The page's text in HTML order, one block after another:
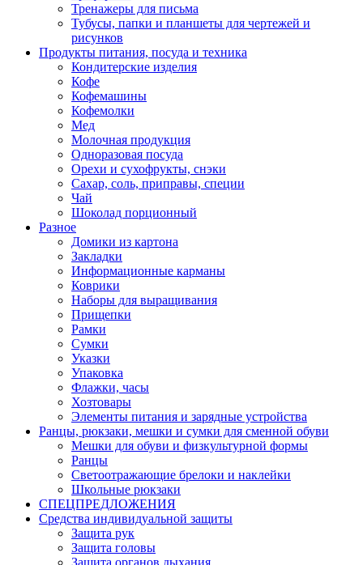
Тренажеры для письма
Тубусы, папки и планшеты для чертежей и
рисунков
Продукты питания, посуда и техника
Кондитерские изделия
Кофе
Кофемашины
Кофемолки
Мед
Молочная продукция
Одноразовая посуда
Орехи и сухофрукты, снэки
Сахар, соль, приправы, специи
Чай
Шоколад порционный
Разное
Домики из картона
Закладки
Информационные карманы
Коврики
Наборы для выращивания
Прищепки
Рамки
Сумки
Указки
Упаковка
Флажки, часы
Хозтовары
Элементы питания и зарядные устройства
Ранцы, рюкзаки, мешки и сумки для сменной обуви
Мешки для обуви и физкультурной формы
Ранцы
Светоотражающие брелоки и наклейки
Школьные рюкзаки
СПЕЦПРЕДЛОЖЕНИЯ
Средства индивидуальной защиты
Защита рук
Защита головы
Защита органов дыхания